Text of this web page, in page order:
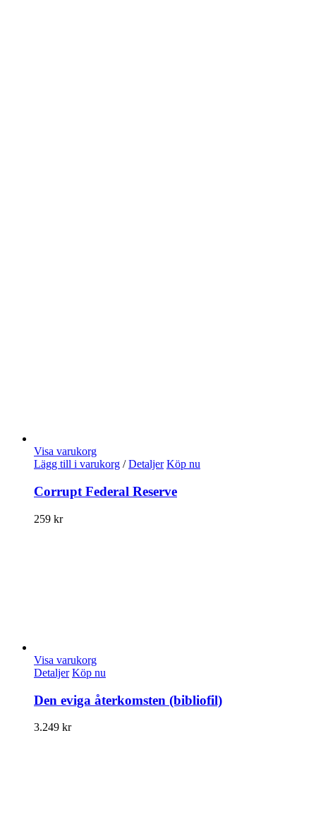
Visa varukorg
Lägg till i varukorg / Detaljer Köp nu
Corrupt Federal Reserve
259 kr
Visa varukorg
Detaljer Köp nu
Den eviga återkomsten (bibliofil)
3.249 kr